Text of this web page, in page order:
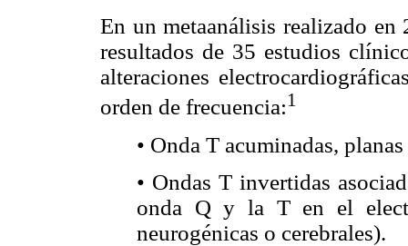
En un metaanálisis realizado
resultados de 35 estudios
alteraciones
orden de frecuencia:1
• Onda T acuminadas,
• Ondas T invertidas
onda Q y la T en el
neurogénicas o cerebrales).